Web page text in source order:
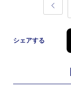
シェアする